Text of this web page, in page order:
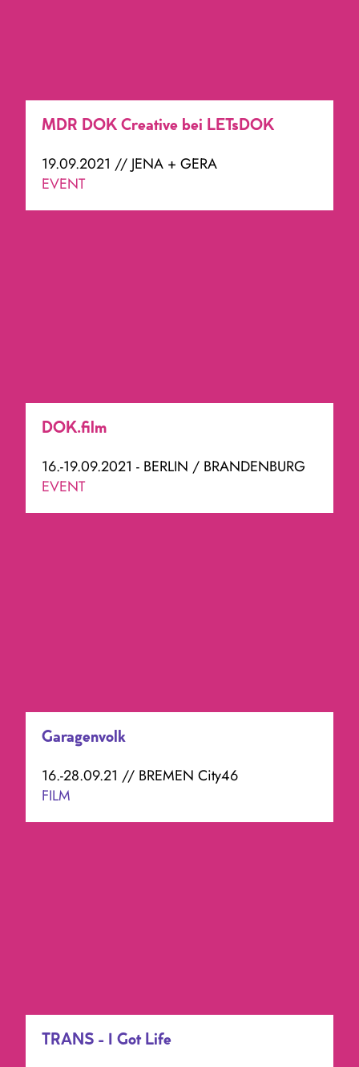
MDR DOK Creative bei LETsDOK
19.09.2021 // JENA + GERA
EVENT
DOK.film
16.-19.09.2021 - BERLIN / BRANDENBURG
EVENT
Garagenvolk
16.-28.09.21 // BREMEN City46
FILM
TRANS - I Got Life